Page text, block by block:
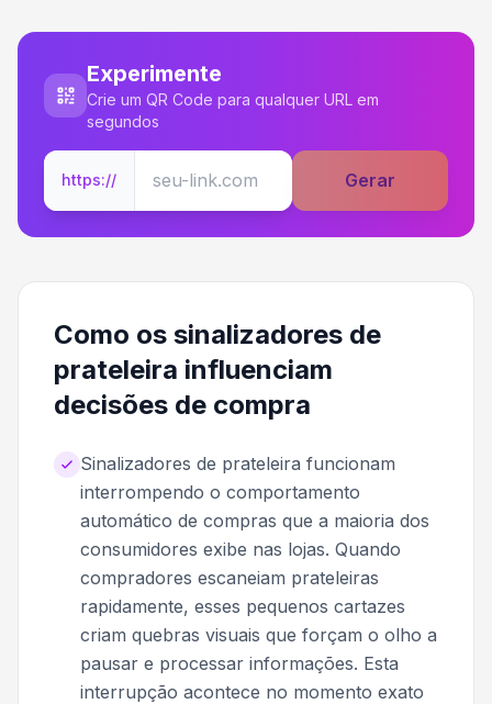
Experimente
Crie um QR Code para qualquer URL em
segundos
https:// Gerar
Como os sinalizadores de
prateleira influenciam
decisões de compra
Sinalizadores de prateleira funcionam
interrompendo o comportamento
automático de compras que a maioria dos
consumidores exibe nas lojas. Quando
compradores escaneiam prateleiras
rapidamente, esses pequenos cartazes
criam quebras visuais que forçam o olho a
pausar e processar informações. Esta
interrupção acontece no momento exato